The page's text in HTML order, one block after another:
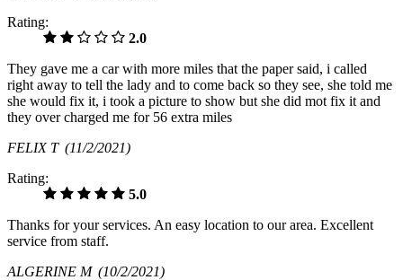
Rating:
2.0
They gave me a car with more miles that the paper said, i called
right away to tell the lady and to come back so they see, she told me
she would fix it, i took a picture to show but she did mot fix it and
they over charged me for 56 extra miles
FELIX T (11/2/2021)
Rating:
5.0
Thanks for your services. An easy location to our area. Excellent
service from staff.
ALGERINE M (10/2/2021)